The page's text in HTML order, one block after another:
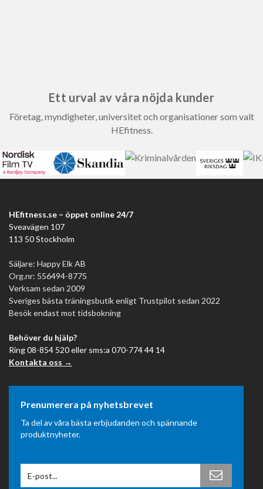
Ett urval av våra nöjda kunder
Företag, myndigheter, universitet och organisationer som valt
HEfitness.
HEfitness.se – öppet online 24/7
Sveavägen 107
113 50 Stockholm
Säljare: Happy Elk AB
Org.nr: 556494-8775
Verksam sedan 2009
Sveriges bästa träningsbutik enligt Trustpilot sedan 2022
Besök endast mot tidsbokning
Behöver du hjälp?
Ring 08-854 520 eller sms:a 070-774 44 14
Kontakta oss →
Prenumerera på nyhetsbrevet
Ta del av våra bästa erbjudanden och spännande
produktnyheter.